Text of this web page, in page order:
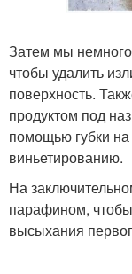
Затем мы
чтобы удалить
поверхность.
продуктом под
помощью губки
виньетированию.
На
парафином,
высыхания